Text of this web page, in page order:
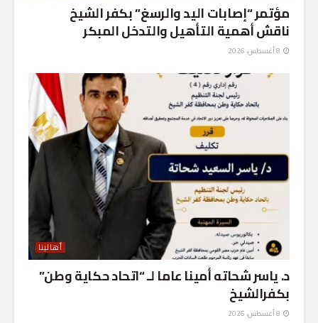
مؤتمر “إصابات اليد والرسغ” بكفر الشيخ
ناقش أهمية التأهيل والتدخل المبكر
أهالينا
د. ياسر شحاته أمينا عاما لـ “اتحاد حكاية وطن”
بكفرالشيخ